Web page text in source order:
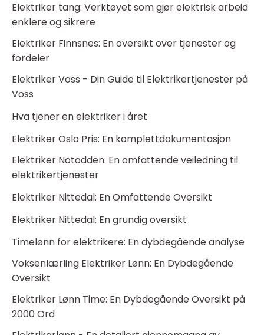
Elektriker tang: Verktøyet som gjør elektrisk arbeid
enklere og sikrere
Elektriker Finnsnes: En oversikt over tjenester og
fordeler
Elektriker Voss - Din Guide til Elektrikertjenester på
Voss
Hva tjener en elektriker i året
Elektriker Oslo Pris: En komplettdokumentasjon
Elektriker Notodden: En omfattende veiledning til
elektrikertjenester
Elektriker Nittedal: En Omfattende Oversikt
Elektriker Nittedal: En grundig oversikt
Timelønn for elektrikere: En dybdegående analyse
Voksenlærling Elektriker Lønn: En Dybdegående
Oversikt
Elektriker Lønn Time: En Dybdegående Oversikt på
2000 Ord